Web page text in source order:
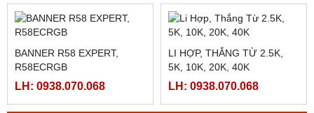
FATEK FBS-4A2D
LH: 0938.070.068
NGUỒN MEANWELL LRS-
350-48
LH: 0938.070.068